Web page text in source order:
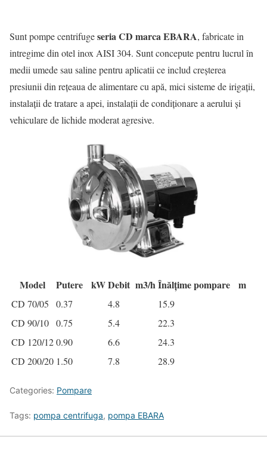
Sunt pompe centrifugeseria CD marca EBARA, fabricate in
intregime din otel inox AISI 304. Sunt concepute pentru lucrul în
medii umede sau saline pentru aplicatii ce includ creșterea
presiunii din rețeaua de alimentare cu apă, mici sisteme de irigații,
instalații de tratare a apei, instalații de condiționare a aerului și
vehiculare de lichide moderat agresive.
Model Putere kWDebit m3/hÎnălțime pompare m
CD 70/05 0.37 4.8
15.9
CD 90/10 0.75 5.4
22.3
CD 120/120.90 6.6
24.3
CD 200/20 1.50 7.8 28.9
Categories: Pompare
Tags: pompa centrifuga, pompa EBARA